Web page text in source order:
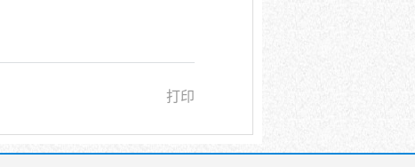
打印